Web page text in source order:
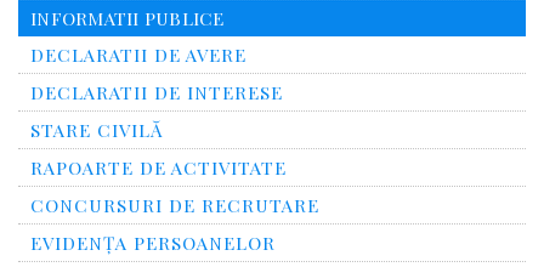
INFORMATII PUBLICE
DECLARATII DE AVERE
DECLARATII DE INTERESE
STARE CIVILĂ
RAPOARTE DE ACTIVITATE
CONCURSURI DE RECRUTARE
EVIDENȚA PERSOANELOR